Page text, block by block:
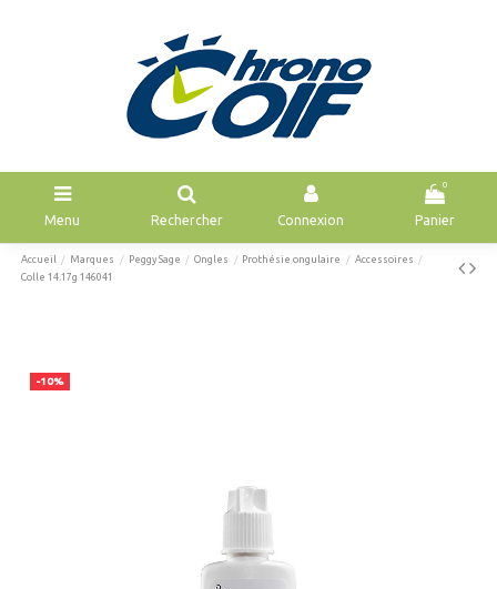
Menu Rechercher Connexion
0
Panier
Accueil Marques Peggy Sage Ongles Prothésie ongulaire
Accessoires
Colle 14.17g 146041
-10%